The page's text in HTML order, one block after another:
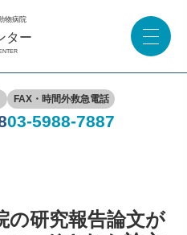
物病院
ター
FAX・時間外救急電話
03-5988-7887
の研究報告論文が